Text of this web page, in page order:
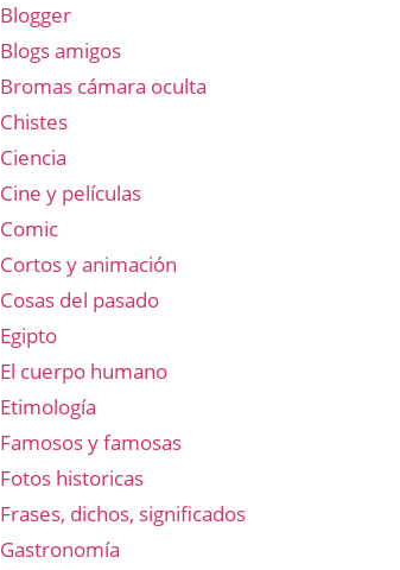
Blogger
Blogs amigos
Bromas cámara oculta
Chistes
Ciencia
Cine y películas
Comic
Cortos y animación
Cosas del pasado
Egipto
El cuerpo humano
Etimología
Famosos y famosas
Fotos historicas
Frases, dichos, significados
Gastronomía